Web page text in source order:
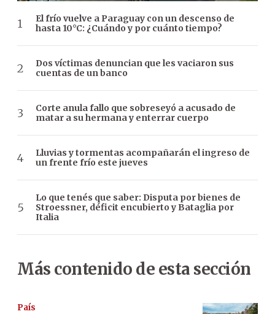
El frío vuelve a Paraguay con un descenso de
hasta 10°C: ¿Cuándo y por cuánto tiempo?
Dos víctimas denuncian que les vaciaron sus
cuentas de un banco
Corte anula fallo que sobreseyó a acusado de
matar a su hermana y enterrar cuerpo
Lluvias y tormentas acompañarán el ingreso de
un frente frío este jueves
Lo que tenés que saber: Disputa por bienes de
Stroessner, déficit encubierto y Bataglia por
Italia
Más contenido de esta sección
País